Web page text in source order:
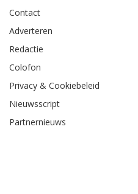
Contact
Adverteren
Redactie
Colofon
Privacy & Cookiebeleid
Nieuwsscript
Partnernieuws